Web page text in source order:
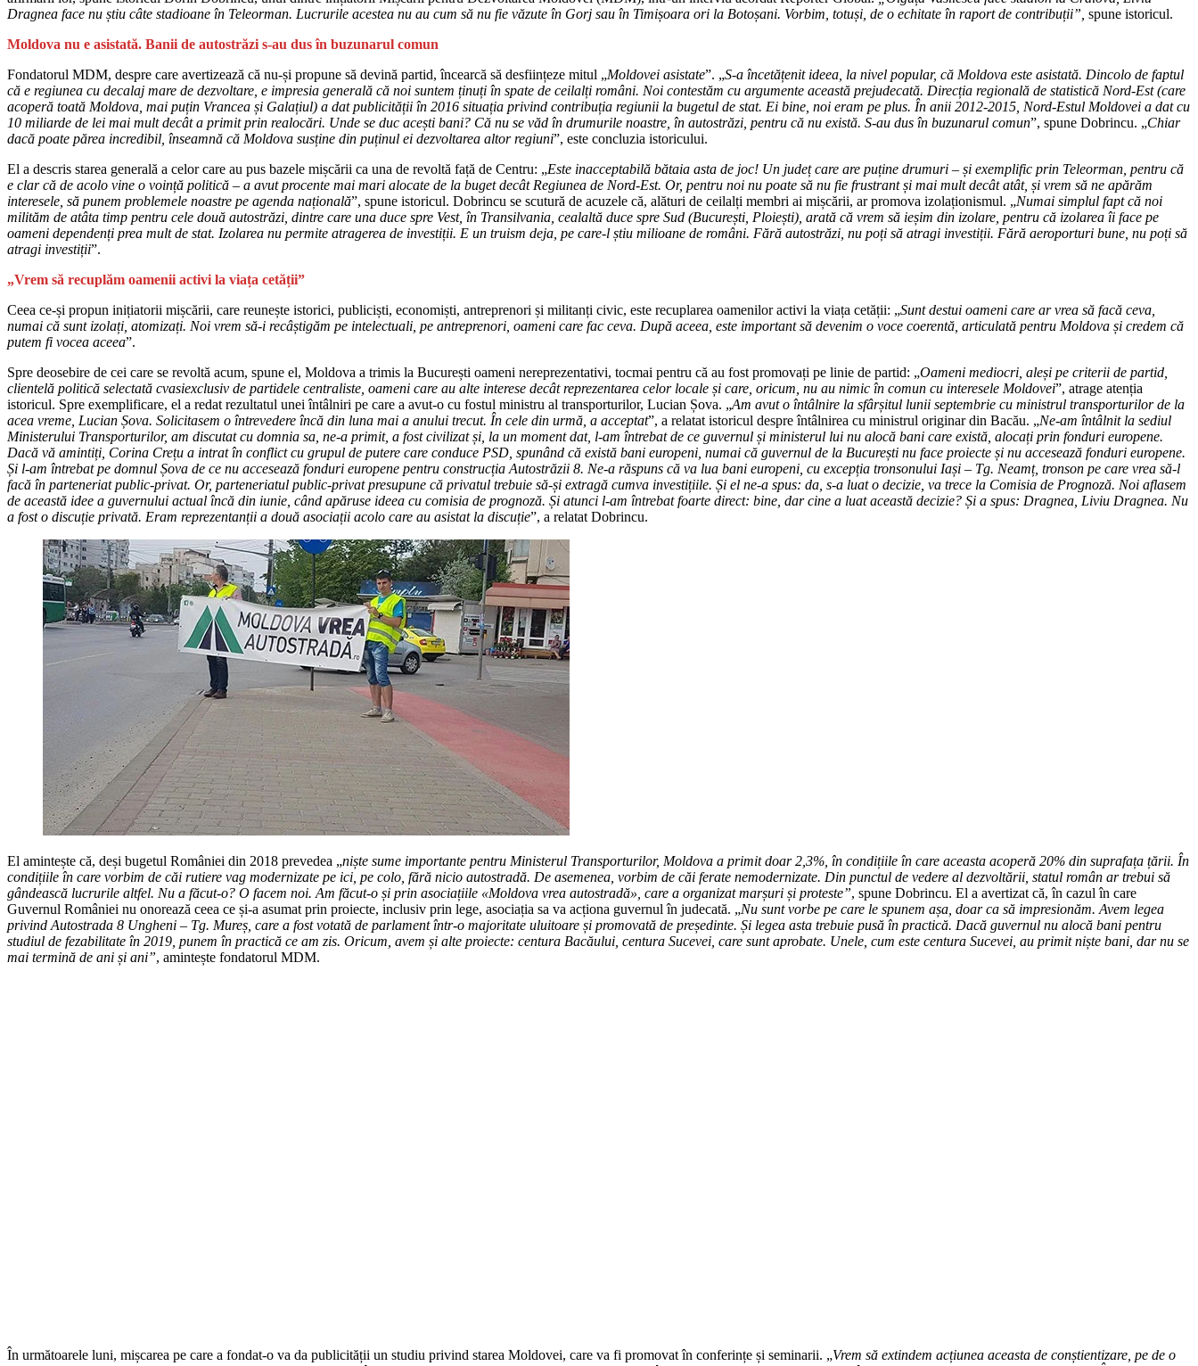
Dragnea face nu știu câte stadioane în Teleorman. Lucrurile acestea nu au cum să nu fie văzute în Gorj sau în Timișoara ori la Botoșani. Vorbim, totuși, de o echitate în raport de contribuții”, spune istoricul.
Moldova nu e asistată. Banii de autostrăzi s-au dus în buzunarul comun
Fondatorul MDM, despre care avertizează că nu-și propune să devină partid, încearcă să desființeze mitul „Moldovei asistate”. „S-a încetățenit ideea, la nivel popular, că Moldova este asistată. Dincolo de faptul
că e regiunea cu decalaj mare de dezvoltare, e impresia generală că noi suntem ținuți în spate de ceilalți români. Noi contestăm cu argumente această prejudecată. Direcția regională de statistică Nord-Est (care
acoperă toată Moldova, mai puțin Vrancea și Galațiul) a dat publicității în 2016 situația privind contribuția regiunii la bugetul de stat. Ei bine, noi eram pe plus. În anii 2012-2015, Nord-Estul Moldovei a dat cu
10 miliarde de lei mai mult decât a primit prin realocări. Unde se duc acești bani? Că nu se văd în drumurile noastre, în autostrăzi, pentru că nu există. S-au dus în buzunarul comun”, spune Dobrincu. „Chiar
dacă poate părea incredibil, înseamnă că Moldova susține din puținul ei dezvoltarea altor regiuni”, este concluzia istoricului.
El a descris starea generală a celor care au pus bazele mișcării ca una de revoltă față de Centru: „Este inacceptabilă bătaia asta de joc! Un județ care are puține drumuri – și exemplific prin Teleorman, pentru că
e clar că de acolo vine o voință politică – a avut procente mai mari alocate de la buget decât Regiunea de Nord-Est. Or, pentru noi nu poate să nu fie frustrant și mai mult decât atât, și vrem să ne apărăm
interesele, să punem problemele noastre pe agenda națională”, spune istoricul. Dobrincu se scutură de acuzele că, alături de ceilalți membri ai mișcării, ar promova izolaționismul. „Numai simplul fapt că noi
milităm de atâta timp pentru cele două autostrăzi, dintre care una duce spre Vest, în Transilvania, cealaltă duce spre Sud (București, Ploiești), arată că vrem să ieșim din izolare, pentru că izolarea îi face pe
oameni dependenți prea mult de stat. Izolarea nu permite atragerea de investiții. E un truism deja, pe care-l știu milioane de români. Fără autostrăzi, nu poți să atragi investiții. Fără aeroporturi bune, nu poți să
atragi investiții”.
„Vrem să recuplăm oamenii activi la viața cetății”
Ceea ce-și propun inițiatorii mișcării, care reunește istorici, publiciști, economiști, antreprenori și militanți civic, este recuplarea oamenilor activi la viața cetății: „Sunt destui oameni care ar vrea să facă ceva,
numai că sunt izolați, atomizați. Noi vrem să-i recâștigăm pe intelectuali, pe antreprenori, oameni care fac ceva. După aceea, este important să devenim o voce coerentă, articulată pentru Moldova și credem că
putem fi vocea aceea”.
Spre deosebire de cei care se revoltă acum, spune el, Moldova a trimis la București oameni nereprezentativi, tocmai pentru că au fost promovați pe linie de partid: „Oameni mediocri, aleși pe criterii de partid,
clientelă politică selectată cvasiexclusiv de partidele centraliste, oameni care au alte interese decât reprezentarea celor locale și care, oricum, nu au nimic în comun cu interesele Moldovei”, atrage atenția
istoricul. Spre exemplificare, el a redat rezultatul unei întâlniri pe care a avut-o cu fostul ministru al transporturilor, Lucian Șova. „Am avut o întâlnire la sfârșitul lunii septembrie cu ministrul transporturilor de la
acea vreme, Lucian Șova. Solicitasem o întrevedere încă din luna mai a anului trecut. În cele din urmă, a acceptat”, a relatat istoricul despre întâlnirea cu ministrul originar din Bacău. „Ne-am întâlnit la sediul
Ministerului Transporturilor, am discutat cu domnia sa, ne-a primit, a fost civilizat și, la un moment dat, l-am întrebat de ce guvernul și ministerul lui nu alocă bani care există, alocați prin fonduri europene.
Dacă vă amintiți, Corina Crețu a intrat în conflict cu grupul de putere care conduce PSD, spunând că există bani europeni, numai că guvernul de la București nu face proiecte și nu accesează fonduri europene.
Și l-am întrebat pe domnul Șova de ce nu accesează fonduri europene pentru construcția Autostrăzii 8. Ne-a răspuns că va lua bani europeni, cu excepția tronsonului Iași – Tg. Neamț, tronson pe care vrea să-l
facă în parteneriat public-privat. Or, parteneriatul public-privat presupune că privatul trebuie să-și extragă cumva investițiile. Și el ne-a spus: da, s-a luat o decizie, va trece la Comisia de Prognoză. Noi aflasem
de această idee a guvernului actual încă din iunie, când apăruse ideea cu comisia de prognoză. Și atunci l-am întrebat foarte direct: bine, dar cine a luat această decizie? Și a spus: Dragnea, Liviu Dragnea. Nu
a fost o discuție privată. Eram reprezentanții a două asociații acolo care au asistat la discuție”, a relatat Dobrincu.
El amintește că, deși bugetul României din 2018 prevedea „niște sume importante pentru Ministerul Transporturilor, Moldova a primit doar 2,3%, în condițiile în care aceasta acoperă 20% din suprafața țării. În
condițiile în care vorbim de căi rutiere vag modernizate pe ici, pe colo, fără nicio autostradă. De asemenea, vorbim de căi ferate nemodernizate. Din punctul de vedere al dezvoltării, statul român ar trebui să
gândească lucrurile altfel. Nu a făcut-o? O facem noi. Am făcut-o și prin asociațiile «Moldova vrea autostradă», care a organizat marșuri și proteste”, spune Dobrincu. El a avertizat că, în cazul în care
Guvernul României nu onorează ceea ce și-a asumat prin proiecte, inclusiv prin lege, asociația sa va acționa guvernul în judecată. „Nu sunt vorbe pe care le spunem așa, doar ca să impresionăm. Avem legea
privind Autostrada 8 Ungheni – Tg. Mureș, care a fost votată de parlament într-o majoritate uluitoare și promovată de președinte. Și legea asta trebuie pusă în practică. Dacă guvernul nu alocă bani pentru
studiul de fezabilitate în 2019, punem în practică ce am zis. Oricum, avem și alte proiecte: centura Bacăului, centura Sucevei, care sunt aprobate. Unele, cum este centura Sucevei, au primit niște bani, dar nu se
mai termină de ani și ani”, amintește fondatorul MDM.
În următoarele luni, mișcarea pe care a fondat-o va da publicității un studiu privind starea Moldovei, care va fi promovat în conferințe și seminarii. „Vrem să extindem acțiunea aceasta de conștientizare, pe de o